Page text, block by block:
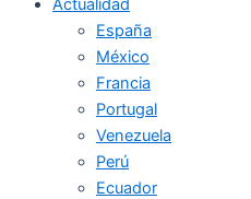
Actualidad
España
México
Francia
Portugal
Venezuela
Perú
Ecuador